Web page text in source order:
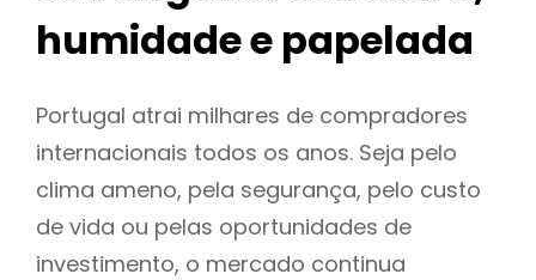
humidade e papelada
Portugal atrai milhares de compradores
internacionais todos os anos. Seja pelo
clima ameno, pela segurança, pelo custo
de vida ou pelas oportunidades de
investimento, o mercado continua